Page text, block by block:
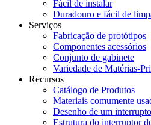
Fácil de instalar
Duradouro e fácil de
Serviços
Fabricação de protótipos
Componentes acessórios
Conjunto de gabinete
Variedade de Matérias-
Recursos
Catálogo de Produtos
Materiais comumente
Desenho de um
Estrutura do interruptor